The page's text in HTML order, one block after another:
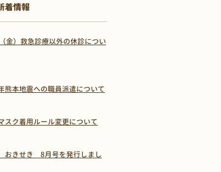
着情報
金）救急診療以外の休診につい
熊本地震への職員派遣について
スク着用ルール変更について
きせき 8月号を発行しまし